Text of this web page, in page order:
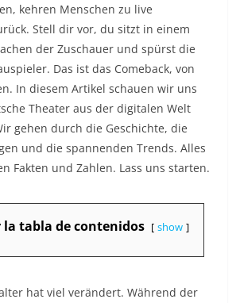
kehren Menschen zu live
Stell dir vor, du sitzt in einem
der Zuschauer und spürst die
Das ist das Comeback, von
In diesem Artikel schauen wir uns
Theater aus der digitalen Welt
gehen durch die Geschichte, die
und die spannenden Trends. Alles
Fakten und Zahlen. Lass uns starten.
la tabla de contenidos show
hat viel verändert. Während der